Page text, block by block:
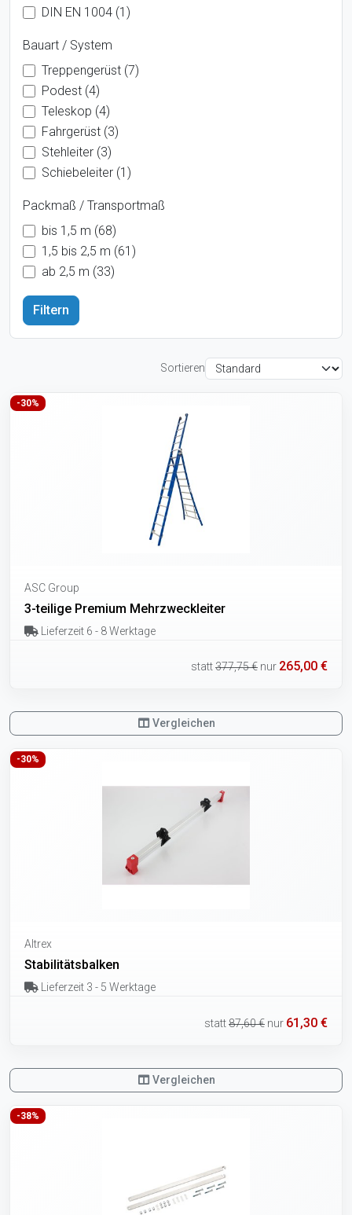
DIN EN 1004 (1)
Bauart / System
Treppengerüst (7)
Podest (4)
Teleskop (4)
Fahrgerüst (3)
Stehleiter (3)
Schiebeleiter (1)
Packmaß / Transportmaß
bis 1,5 m (68)
1,5 bis 2,5 m (61)
ab 2,5 m (33)
Sortieren
-30%
ASC Group
3-teilige Premium Mehrzweckleiter
Lieferzeit 6 - 8 Werktage
statt377,75 € nur 265,00 €
Vergleichen
-30%
Altrex
Stabilitätsbalken
Lieferzeit 3 - 5 Werktage
statt87,60 € nur 61,30 €
Vergleichen
-38%